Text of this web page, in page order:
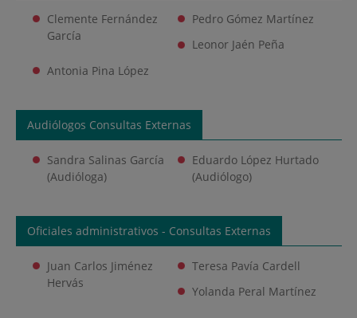
Clemente Fernández
García
Pedro Gómez Martínez
Leonor Jaén Peña
Antonia Pina López
Audiólogos Consultas Externas
Sandra Salinas García
(Audióloga)
Eduardo López Hurtado
(Audiólogo)
Oficiales administrativos - Consultas Externas
Juan Carlos Jiménez
Hervás
Teresa Pavía Cardell
Yolanda Peral Martínez